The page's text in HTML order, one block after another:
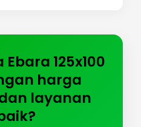
125x100
harga
layanan